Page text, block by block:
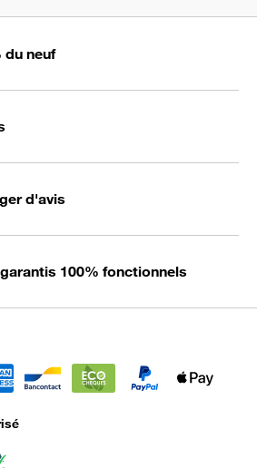
du neuf
d'avis
100% fonctionnels